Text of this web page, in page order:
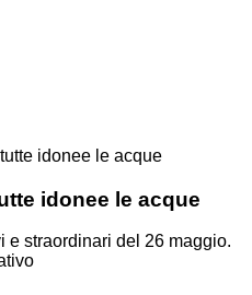
idonee le acque
idonee le acque
e straordinari del 26 maggio.